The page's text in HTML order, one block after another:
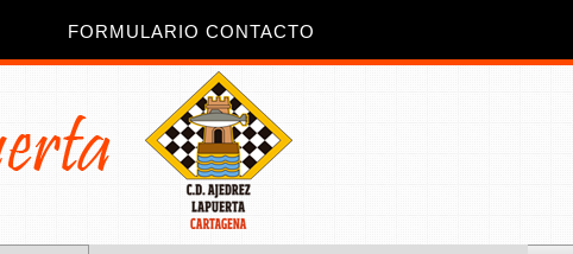
FORMULARIO CONTACTO